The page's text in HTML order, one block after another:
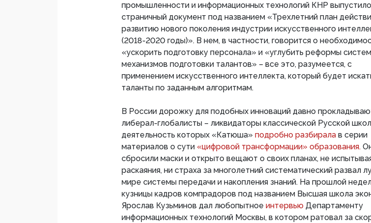
промышленности и информационных технологий КНР
страничный документ под названием «Трехлетний план
развитию нового поколения индустрии искусственного
(2018-2020 годы)». В нем, в частности, говорится о
«ускорить подготовку персонала» и «углубить реформы
механизмов подготовки талантов» – все это, разумеется, с
применением искусственного интеллекта, который будет
таланты по заданным алгоритмам.
В России дорожку для подобных инноваций давно
либерал-глобалисты – ликвидаторы классической Русской
деятельность которых «Катюша» подробно разбирала в серии
материалов о сути «цифровой трансформации» образования.
сбросили маски и открыто вещают о своих планах, не
раскаяния, ни страха за многолетний систематический развал
мире системы передачи и накопления знаний. На прошлой
кузницы кадров компрадоров под названием Высшая школа
Ярослав Кузьминов дал любопытное интервью Департаменту
информационных технологий Москвы, в котором ратовал за